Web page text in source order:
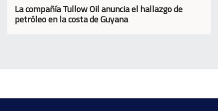
La compañía Tullow Oil anuncia el hallazgo de
petróleo en la costa de Guyana